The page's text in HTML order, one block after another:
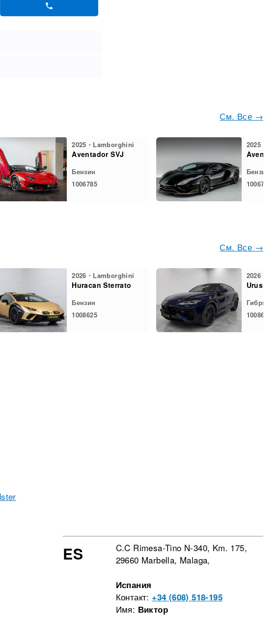
См. Все →
2025・Lamborghini
Aventador SVJ
Бензин
1006785
2025・
Бензин
1006786
См. Все →
2026・Lamborghini
Huracan Sterrato
Бензин
1008625
2026・
Urus SE
Гибрид
1008615
ES
C.C Rimesa-Tino N-340, Km. 175,
29660 Marbella, Malaga,
Испания
Контакт: +34 (608) 518-195
Имя: Виктор